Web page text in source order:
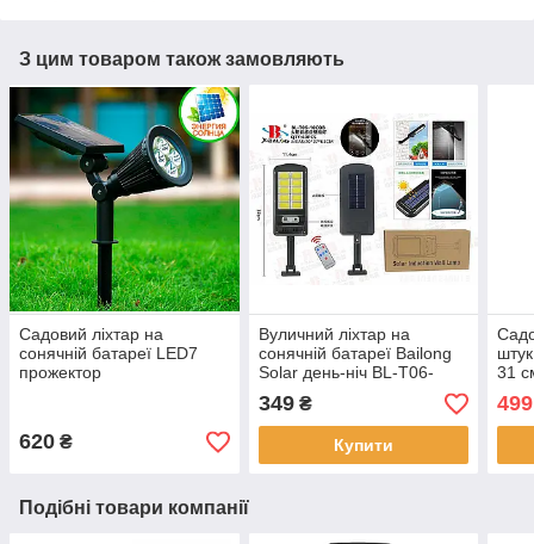
З цим товаром також замовляють
Садовий ліхтар на
сонячній батареї LED7
прожектор
620 ₴
Вуличний ліхтар на
сонячній батареї Bailong
Solar день-ніч BL-T06-
349₴
Купити
31
499
Подібні товари компанії